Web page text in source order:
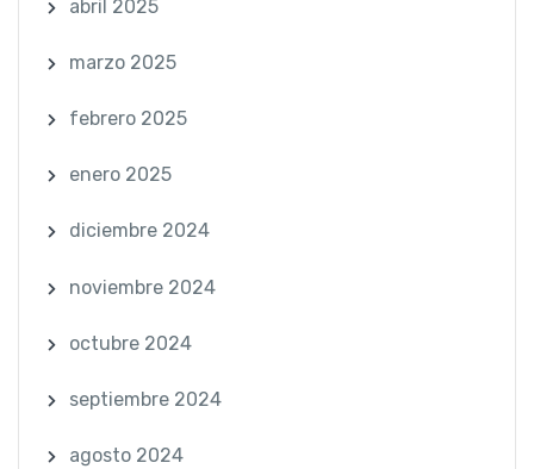
abril 2025
marzo 2025
febrero 2025
enero 2025
diciembre 2024
noviembre 2024
octubre 2024
septiembre 2024
agosto 2024